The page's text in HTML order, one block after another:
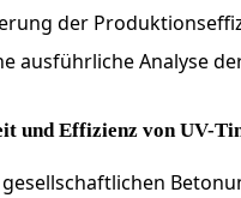
der
ausführliche Analyse
und Effizienz von UV-